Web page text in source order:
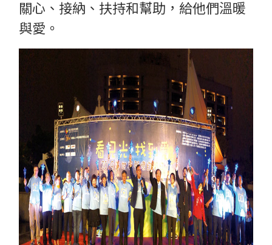
關心、接納、扶持和幫助，給他們溫暖
與愛。